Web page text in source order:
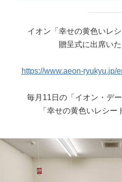
イオン「幸せの黄色いレ
贈呈式に出席いた
https://www.aeon-ryukyu.jp/
毎月11日の「イオン・デ
「幸せの黄色いレシー